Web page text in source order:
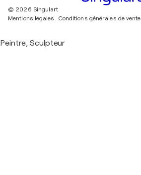
© 2026 Singulart
Mentions légales. Conditions générales de vente
Peintre, Sculpteur